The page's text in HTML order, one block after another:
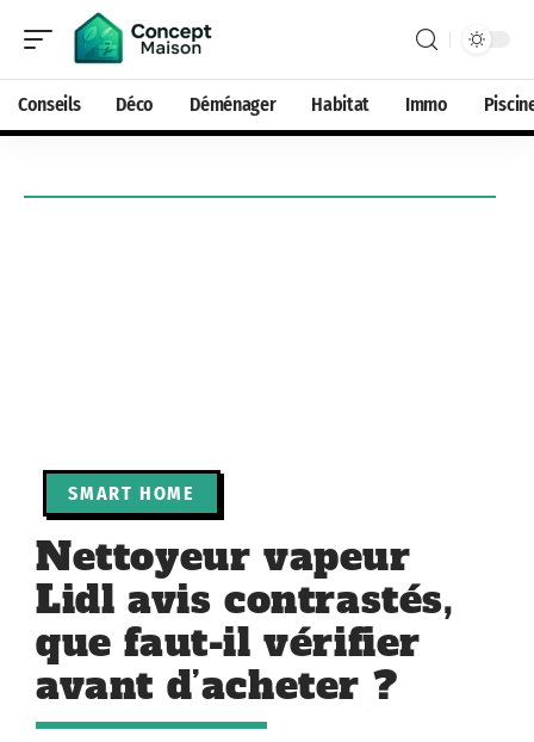
Conseils Déco Déménager Habitat Immo
SMART HOME
Nettoyeur vapeur
Lidl avis contrastés,
que faut-il vérifier
avant d’acheter ?